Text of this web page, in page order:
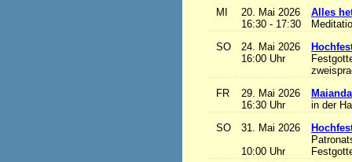
MI
20. Mai 2026
16:30 - 17:30
Alles
SO
24. Mai 2026
16:00 Uhr
FR
29. Mai 2026
16:30 Uhr
in der
SO
31. Mai 2026
10:00 Uhr